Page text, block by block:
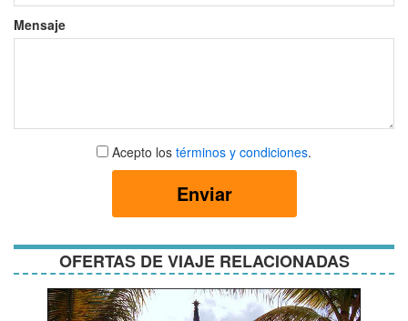
Mensaje
Aceptar
términos
Acepto los términos y condiciones.
Enviar
OFERTAS DE VIAJE RELACIONADAS